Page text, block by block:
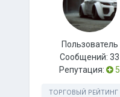
Пользователь
Сообщений:33
Репутация:
5
ТОРГОВЫЙ РЕЙТИНГ